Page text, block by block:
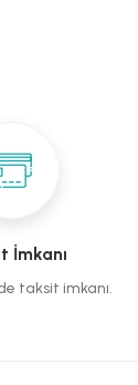
İmkanı
taksit imkanı.